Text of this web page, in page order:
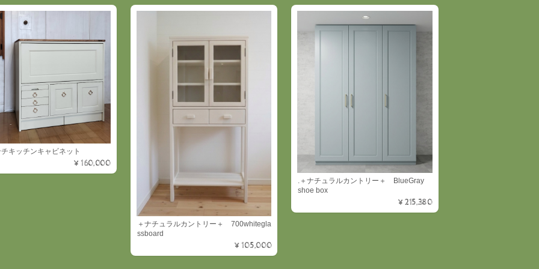
キッチンキャビネット
¥160,000
＋ナチュラルカントリー＋ 700whitegla
ssboard
¥105,000
.＋ナチュラルカントリー＋ BlueGray
shoe box
¥215,380